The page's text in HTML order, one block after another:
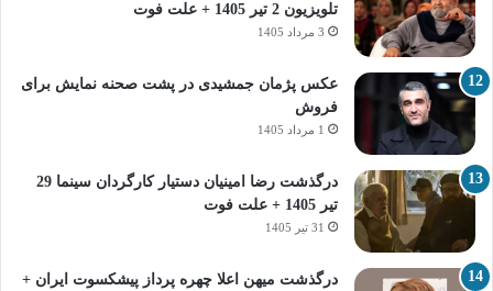
تلویزیون 2 تیر 1405 + علت فوت
3 مرداد 1405
عکس پژمان جمشیدی در پشت صحنه نمایش برای
فروش
1 مرداد 1405
درگذشت رضا امینیان دستیار کارگردان سینما 29
تیر 1405 + علت فوت
31 تیر 1405
درگذشت میهن اعلا چهره پرداز پیشکسوت ایران +